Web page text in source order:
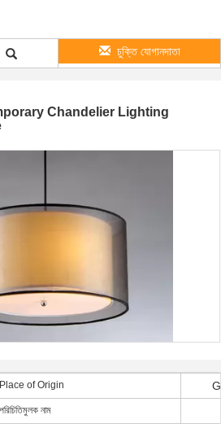
চুক্তি যোগানদাতা
Chandelier Lighting
Place of Origin
পরিচিতিমুলক নাম